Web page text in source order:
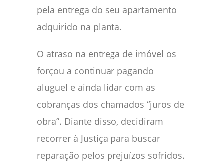
pela entrega do seu apartamento
adquirido na planta.
O atraso na entrega de imóvel os
forçou a continuar pagando
aluguel e ainda lidar com as
cobranças dos chamados “juros de
obra”. Diante disso, decidiram
recorrer à Justiça para buscar
reparação pelos prejuízos sofridos.